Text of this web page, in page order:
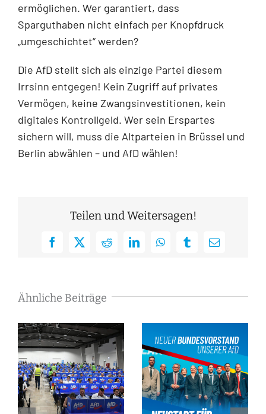
ermöglichen. Wer garantiert, dass
Sparguthaben nicht einfach per Knopfdruck
„umgeschichtet“ werden?
Die AfD stellt sich als einzige Partei diesem
Irrsinn entgegen! Kein Zugriff auf privates
Vermögen, keine Zwangsinvestitionen, kein
digitales Kontrollgeld. Wer sein Erspartes
sichern will, muss die Altparteien in Brüssel und
Berlin abwählen – und AfD wählen!
Teilen und Weitersagen!
Facebook
X RedditLinkedInWhatsAppTumblrE-
Ähnliche Beiträge